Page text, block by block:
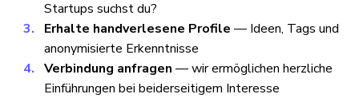
Startups suchst du?
Erhalte handverlesene Profile — Ideen, Tags und
anonymisierte Erkenntnisse
Verbindung anfragen — wir ermöglichen herzliche
Einführungen bei beiderseitigem Interesse